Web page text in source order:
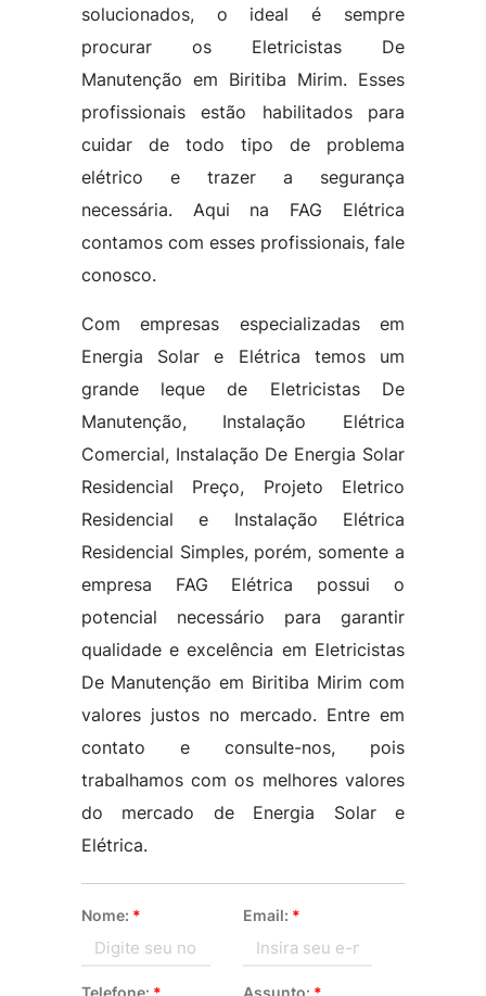
solucionados, o ideal é sempre
procurar os Eletricistas De
Manutenção em Biritiba Mirim. Esses
profissionais estão habilitados para
cuidar de todo tipo de problema
elétrico e trazer a segurança
necessária. Aqui na FAG Elétrica
contamos com esses profissionais, fale
conosco.
Com empresas especializadas em
Energia Solar e Elétrica temos um
grande leque de Eletricistas De
Manutenção, Instalação Elétrica
Comercial, Instalação De Energia Solar
Residencial Preço, Projeto Eletrico
Residencial e Instalação Elétrica
Residencial Simples, porém, somente a
empresa FAG Elétrica possui o
potencial necessário para garantir
qualidade e excelência em Eletricistas
De Manutenção em Biritiba Mirim com
valores justos no mercado. Entre em
contato e consulte-nos, pois
trabalhamos com os melhores valores
do mercado de Energia Solar e
Elétrica.
Nome: * Email: *
Telefone: * Assunto: *